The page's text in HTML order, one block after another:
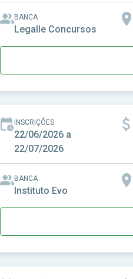
BANCA
Legalle Concursos
INSCRIÇÕES
22/06/2026 a
22/07/2026
BANCA
Instituto Evo